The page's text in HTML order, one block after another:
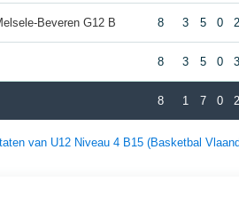
Beveren G12 B 8 3 5 0
8 3 5 0
8 1 7 0
van U12 Niveau 4 B15 (Basketbal